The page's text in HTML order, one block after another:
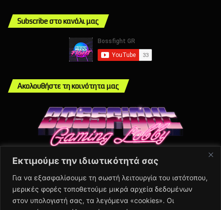
Εκτιμούμε την ιδιωτικότητά σας
Για να εξασφαλίσουμε τη σωστή λειτουργία του ιστότοπου,
μερικές φορές τοποθετούμε μικρά αρχεία δεδομένων
στον υπολογιστή σας, τα λεγόμενα «cookies». Οι
Subscribe στο κανάλι μας
Ακολουθήστε τη κοινότητα μας
About Us
Πολιτική Απορρήτου